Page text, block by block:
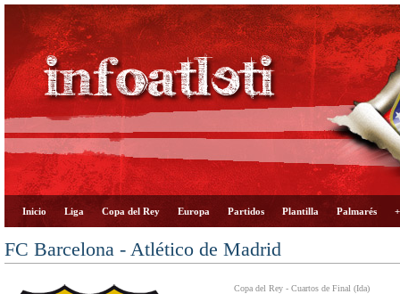
Inicio Liga Copa del Rey Europa Partidos Plantilla Palmarés
FC Barcelona - Atlético de Madrid
Copa del Rey - Cuartos de Final (Ida)